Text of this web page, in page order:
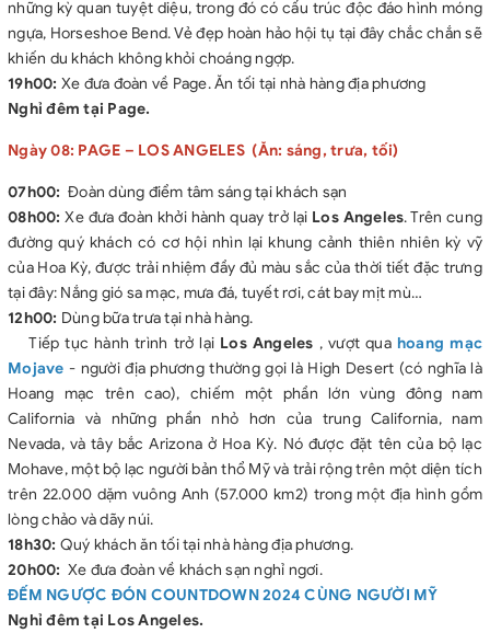
những kỳ quan tuyệt diệu, trong đó có cấu trúc độc đáo hình móng
ngựa, Horseshoe Bend. Vẻ đẹp hoàn hảo hội tụ tại đây chắc chắn sẽ
khiến du khách không khỏi choáng ngợp.
19h00: Xe đưa đoàn về Page. Ăn tối tại nhà hàng địa phương
Nghỉ đêm tại Page.
Ngày 08: PAGE – LOS ANGELES (Ăn: sáng, trưa, tối)
07h00: Đoàn dùng điểm tâm sáng tại khách sạn
08h00:Xe đưa đoàn khởi hành quay trở lại Los Angeles. Trên cung
đường quý khách có cơ hội nhìn lại khung cảnh thiên nhiên kỳ vỹ
của Hoa Kỳ, được trải nhiệm đầy đủ màu sắc của thời tiết đặc trưng
tại đây: Nắng gió sa mạc, mưa đá, tuyết rơi, cát bay mịt mù…
12h00: Dùng bữa trưa tại nhà hàng.
Tiếp tục hành trình trở lại Los Angeles , vượt qua hoang mạc
Mojave - người địa phương thường gọi là High Desert (có nghĩa là
Hoang mạc trên cao), chiếm một phần lớn vùng đông nam
California và những phần nhỏ hơn của trung California, nam
Nevada, và tây bắc Arizona ở Hoa Kỳ. Nó được đặt tên của bộ lạc
Mohave, một bộ lạc người bản thổ Mỹ và trải rộng trên một diện tích
trên 22.000 dặm vuông Anh (57.000 km2) trong một địa hình gồm
lòng chảo và dãy núi.
18h30: Quý khách ăn tối tại nhà hàng địa phương.
20h00: Xe đưa đoàn về khách sạn nghỉ ngơi.
ĐẾM NGƯỢC ĐÓN COUNTDOWN 2024 CÙNG NGƯỜI MỸ
Nghỉ đêm tại Los Angeles.